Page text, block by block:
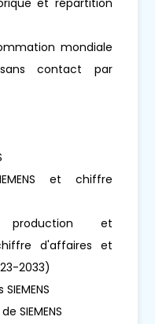
mondiale
contact par
et chiffre
et
d'affaires et
2033)
SIEMENS